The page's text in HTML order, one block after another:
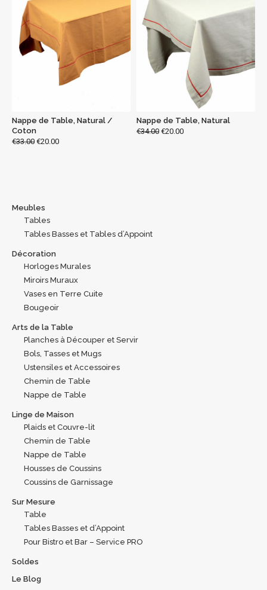
Nappe de Table, Natural /
Coton
€33.00 €20.00
Nappe de Table, Natural
€34.00 €20.00
Meubles
Tables
Tables Basses et Tables d’Appoint
Décoration
Horloges Murales
Miroirs Muraux
Vases en Terre Cuite
Bougeoir
Arts de la Table
Planches à Découper et Servir
Bols, Tasses et Mugs
Ustensiles et Accessoires
Chemin de Table
Nappe de Table
Linge de Maison
Plaids et Couvre-lit
Chemin de Table
Nappe de Table
Housses de Coussins
Coussins de Garnissage
Sur Mesure
Table
Tables Basses et d’Appoint
Pour Bistro et Bar – Service PRO
Soldes
Le Blog